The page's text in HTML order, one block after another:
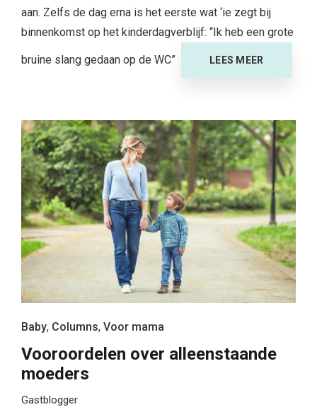
aan. Zelfs de dag erna is het eerste wat ‘ie zegt bij
binnenkomst op het kinderdagverblijf: “Ik heb een grote
bruine slang gedaan op de WC” LEES MEER
Baby, Columns, Voor mama
Vooroordelen over alleenstaande
moeders
Gastblogger